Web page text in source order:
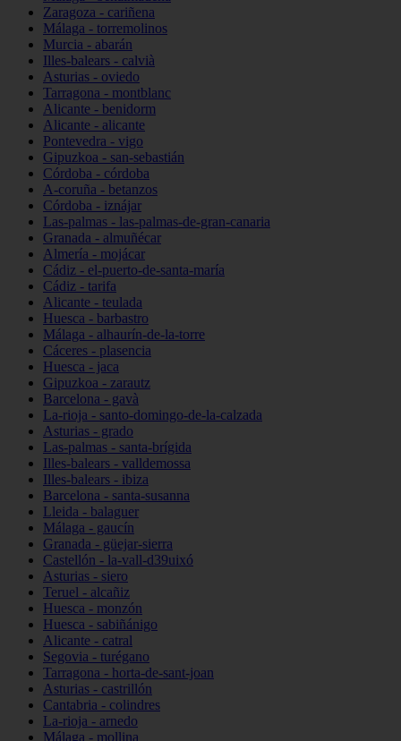
Zaragoza - cariñena
Málaga - torremolinos
Murcia - abarán
Illes-balears - calvià
Asturias - oviedo
Tarragona - montblanc
Alicante - benidorm
Alicante - alicante
Pontevedra - vigo
Gipuzkoa - san-sebastián
Córdoba - córdoba
A-coruña - betanzos
Córdoba - iznájar
Las-palmas - las-palmas-de-gran-canaria
Granada - almuñécar
Almería - mojácar
Cádiz - el-puerto-de-santa-maría
Cádiz - tarifa
Alicante - teulada
Huesca - barbastro
Málaga - alhaurín-de-la-torre
Cáceres - plasencia
Huesca - jaca
Gipuzkoa - zarautz
Barcelona - gavà
La-rioja - santo-domingo-de-la-calzada
Asturias - grado
Las-palmas - santa-brígida
Illes-balears - valldemossa
Illes-balears - ibiza
Barcelona - santa-susanna
Lleida - balaguer
Málaga - gaucín
Granada - güejar-sierra
Castellón - la-vall-d39uixó
Asturias - siero
Teruel - alcañiz
Huesca - monzón
Huesca - sabiñánigo
Alicante - catral
Segovia - turégano
Tarragona - horta-de-sant-joan
Asturias - castrillón
Cantabria - colindres
La-rioja - arnedo
Málaga - mollina